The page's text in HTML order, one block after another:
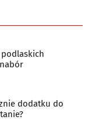
podlaskich
dodatku do